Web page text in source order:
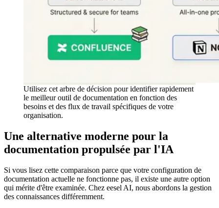
Utilisez cet arbre de décision pour identifier rapidement
le meilleur outil de documentation en fonction des
besoins et des flux de travail spécifiques de votre
organisation.
Une alternative moderne pour la
documentation propulsée par l'IA
Si vous lisez cette comparaison parce que votre configuration de
documentation actuelle ne fonctionne pas, il existe une autre option
qui mérite d'être examinée. Chez eesel AI, nous abordons la gestion
des connaissances différemment.